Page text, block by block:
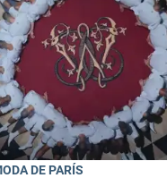
DE PARÍS